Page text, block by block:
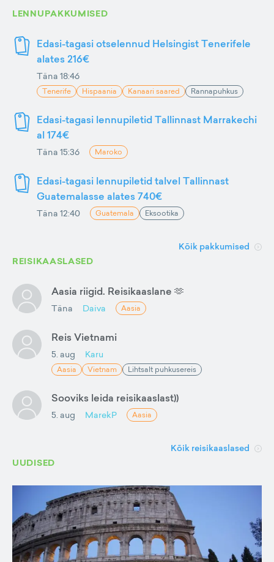
LENNUPAKKUMISED
Edasi-tagasi otselennud Helsingist Tenerifele
alates 216€
Täna 18:46
Tenerife Hispaania Kanaari saared Rannapuhkus
Edasi-tagasi lennupiletid Tallinnast Marrakechi
al 174€
Täna 15:36 Maroko
Edasi-tagasi lennupiletid talvel Tallinnast
Guatemalasse alates 740€
Täna 12:40 Guatemala Eksootika
Kõik pakkumised
REISIKAASLASED
Aasia riigid. Reisikaaslane 🫶
Täna Daiva Aasia
Reis Vietnami
5. aug Karu
Aasia Vietnam Lihtsalt puhkusereis
Sooviks leida reisikaaslast))
5. aug MarekP Aasia
Kõik reisikaaslased
UUDISED